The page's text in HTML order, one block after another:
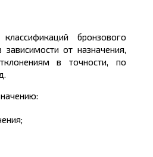
бронзового
от назначения,
в точности, по